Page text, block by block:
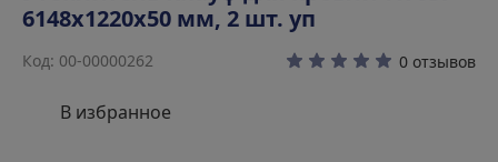
6148х1220х50 мм, 2 шт. уп
Код: 00-00000262 0 отзывов
В избранное